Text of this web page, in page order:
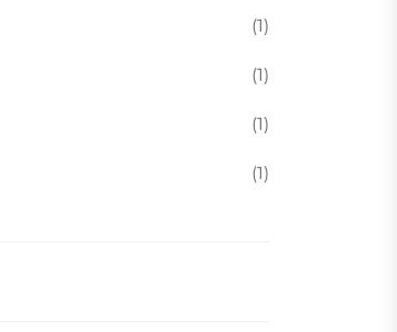
(1)
(1)
(1)
(1)